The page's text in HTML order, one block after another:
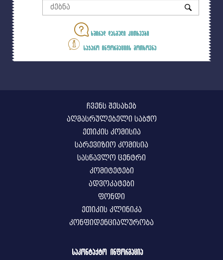
ხშირად დასმული კითხვები
საჯარო ინფორმაციის მოთხოვნა
ჩვენს შესახებ
აღმასრულებელი საბჭო
ეთიკის კომისია
სარევიზიო კომისია
სასწავლო ცენტრი
კომიტეტები
ადვოკატები
ფონდი
ეთიკის კლინიკა
კონფიდენციალურობა
საკონტაქტო ინფორმაცია